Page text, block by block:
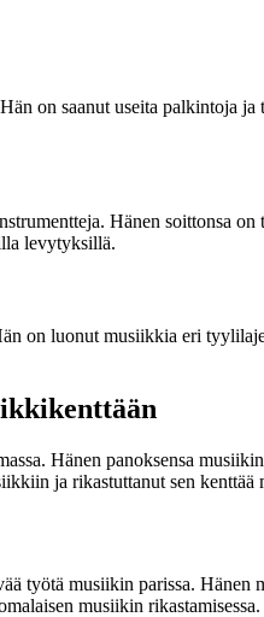
on saanut useita palkintoja
Hänen soittonsa
levytyksillä.
on luonut musiikkia eri
Hänen panoksensa
ja rikastuttanut sen kenttää
työtä musiikin parissa. Hänen
musiikin rikastamisessa.